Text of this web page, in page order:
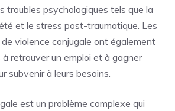
troubles psychologiques tels que la
et le stress post-traumatique. Les
violence conjugale ont également
retrouver un emploi et à gagner
subvenir à leurs besoins.
est un problème complexe qui